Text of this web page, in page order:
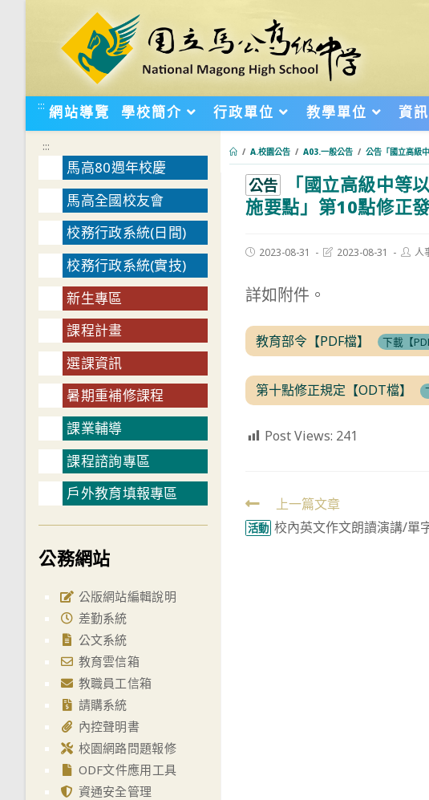
::: 網站導覽 學校簡介 行政單位 教學單位 資
/ A.校園公告 / A03.一般公告 / 公告「國立高級
公告
「國立高級中等
施要點」第10點修正
Post2023-08-31
Post2023-08-31
Post
人
詳如附件。
教育部令【PDF檔】 下載【
第十點修正規定【ODT檔】
Post Views: 241
Read
more
上一篇文章
活動 校內英文作文朗讀演講/單
:::
馬高80週年校慶
馬高全國校友會
校務行政系統(日間)
校務行政系統(實技)
新生專區
課程計畫
選課資訊
暑期重補修課程
課業輔導
課程諮詢專區
戶外教育填報專區
公務網站
公版網站編輯說明
差勤系統
公文系統
教育雲信箱
教職員工信箱
請購系統
內控聲明書
校園網路問題報修
ODF文件應用工具
資通安全管理